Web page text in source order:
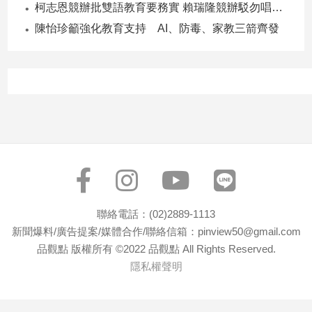
專
區
柯志恩競辦批雙語教育要務實 賴瑞隆競辦駁勿唱衰高雄
陳怡珍籲強化教育支持 AI、防毒、家教三箭齊發
聯絡電話：(02)2889-1113
新聞爆料/廣告提案/媒體合作/聯絡信箱：pinview50@gmail.com
品觀點 版權所有 ©2022 品觀點 All Rights Reserved.
隱私權聲明